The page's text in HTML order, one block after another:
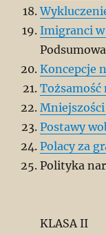
Imigranci w
Koncepcje
Tożsamość
Postawy
Polacy za
Polityka
KLASA II